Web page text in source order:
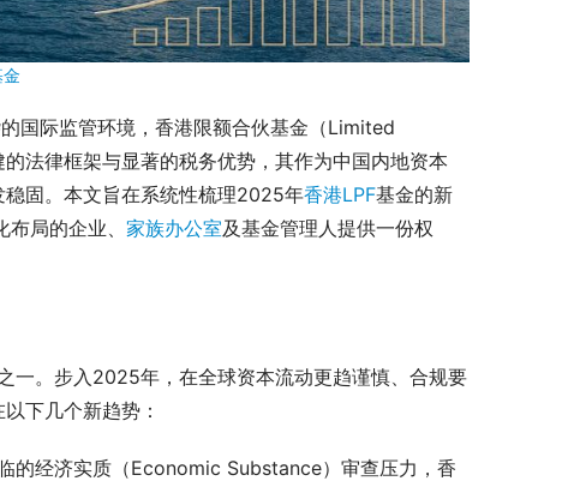
国际监管环境，香港限额合伙基金（Limited
法律框架与显著的税务优势，其作为中国内地资本
稳固。本文旨在系统性梳理2025年香港LPF基金的新
局的企业、 家族办公室及基金管理人提供一份权
一。步入2025年，在全球资本流动更趋谨慎、合规要
下几个新趋势：
的经济实质（Economic Substance）审查压力，香